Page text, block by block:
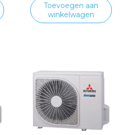
Toevoegen aan
winkelwagen